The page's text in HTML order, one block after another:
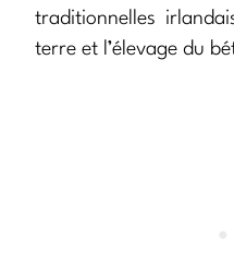
traditionnelles
terre et l’élevage du